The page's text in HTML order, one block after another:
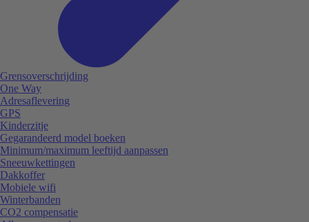
Grensoverschrijding
One Way
Adresaflevering
GPS
Kinderzitje
Gegarandeerd model boeken
Minimum/maximum leeftijd aanpassen
Sneeuwkettingen
Dakkoffer
Mobiele wifi
Winterbanden
CO2 compensatie